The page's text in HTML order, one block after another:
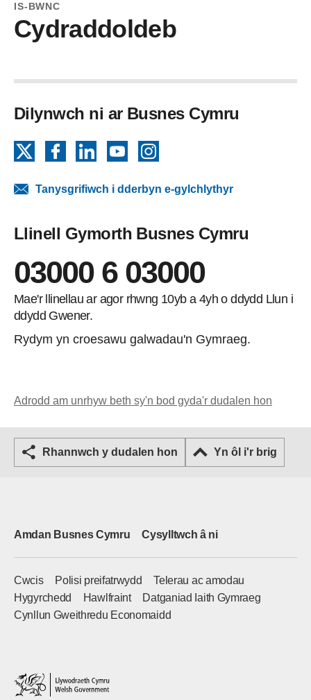
IS-BWNC
Cydraddoldeb
Dilynwch ni ar Busnes Cymru
FacebookLinkedInYouTube
Tanysgrifiwch i dderbyn e-gylchlythyr
Llinell Gymorth Busnes Cymru
03000 6 03000
Mae'r llinellau ar agor rhwng 10yb a 4yh o ddydd Llun i
ddydd Gwener.
Rydym yn croesawu galwadau'n Gymraeg.
Adrodd am unrhyw beth sy'n bod gyda'r dudalen hon
Rhannwch y dudalen hon Yn ôl i'r brig
Amdan Busnes Cymru Cysylltwch â ni
Cwcis Polisi preifatrwydd
Telerau ac amodau
Hygyrchedd
Hawlfraint
Datganiad Iaith Gymraeg
Cynllun Gweithredu Economaidd